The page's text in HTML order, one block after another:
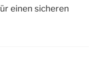
einen sicheren